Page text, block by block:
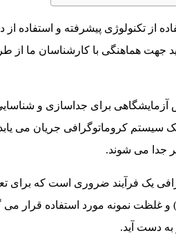
از تکنولوژی پیشرفته و استفاده
برای جداسازی و
سیستم کروماتوگرافی جریان می
جدا می شوند.
یک فرآیند ضروری است که برای
و غلظت نمونه مورد استفاده قرار
به دست آید.